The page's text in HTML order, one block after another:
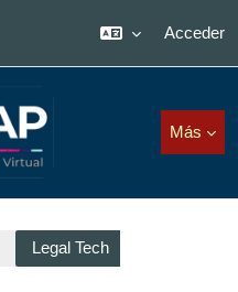
Acceder
Más
Legal Tech